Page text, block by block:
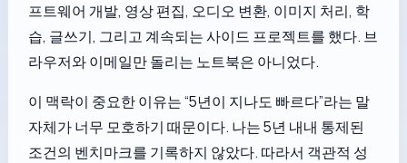
프트웨어 개발, 영상 편집, 오디오 변환, 이미지 처리, 학
습, 글쓰기, 그리고 계속되는 사이드 프로젝트를 했다. 브
라우저와 이메일만 돌리는 노트북은 아니었다.
이 맥락이 중요한 이유는 “5년이 지나도 빠르다”라는 말
자체가 너무 모호하기 때문이다. 나는 5년 내내 통제된
조건의 벤치마크를 기록하지 않았다. 따라서 객관적 성